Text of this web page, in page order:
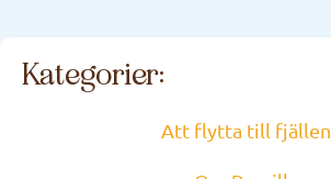
Kategorier:
Att flytta till fjällen